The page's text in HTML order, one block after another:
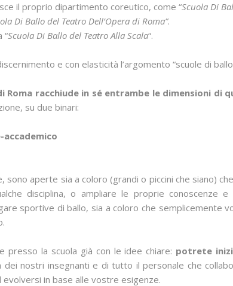
il proprio dipartimento coreutico, come “Scuola Di
Di Ballo del Teatro Dell’Opera di Roma”.
“Scuola Di Ballo del Teatro Alla Scala“.
e con elasticità l’argomento “scuole di
Roma racchiude in sé entrambe le dimensioni di
su due binari:
aperte sia a coloro (grandi o piccini che siano)
disciplina, o ampliare le proprie conoscenze
sportive di ballo, sia a coloro che semplicemente
presso la scuola già con le idee chiare: potrete
nostri insegnanti e di tutto il personale che
in base alle vostre esigenze.